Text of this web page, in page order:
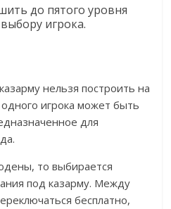
до пятого уровня
игрока.
нельзя построить на
игрока может быть
для
то выбирается
под казарму. Между
бесплатно,